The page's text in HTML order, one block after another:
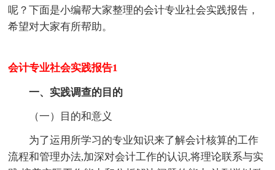
呢？下面是小编帮大家整理的会计专业社会实践报告，
希望对大家有所帮助。
会计专业社会实践报告1
一、实践调查的目的
（一）目的和意义
为了运用所学习的专业知识来了解会计核算的工作
流程和管理办法,加深对会计工作的认识,将理论联系与实